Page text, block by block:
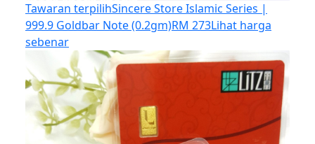
Tawaran terpilihSincere Store Islamic Series |
999.9 Goldbar Note (0.2gm)RM 273Lihat harga
sebenar